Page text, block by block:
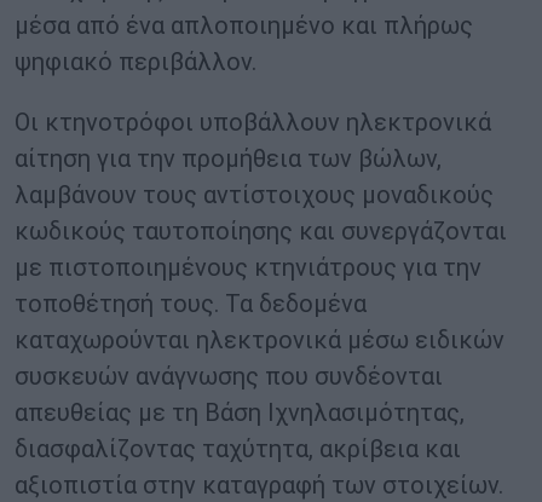
μέσα από ένα απλοποιημένο και πλήρως
ψηφιακό περιβάλλον.
Οι κτηνοτρόφοι υποβάλλουν ηλεκτρονικά
αίτηση για την προμήθεια των βώλων,
λαμβάνουν τους αντίστοιχους μοναδικούς
κωδικούς ταυτοποίησης και συνεργάζονται
με πιστοποιημένους κτηνιάτρους για την
τοποθέτησή τους. Τα δεδομένα
καταχωρούνται ηλεκτρονικά μέσω ειδικών
συσκευών ανάγνωσης που συνδέονται
απευθείας με τη Βάση Ιχνηλασιμότητας,
διασφαλίζοντας ταχύτητα, ακρίβεια και
αξιοπιστία στην καταγραφή των στοιχείων.